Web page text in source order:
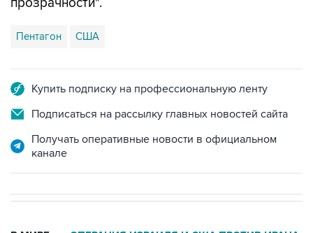
Пентагон США
Подписаться на рассылку главных новостей сайта
Получать оперативные новости в официальном